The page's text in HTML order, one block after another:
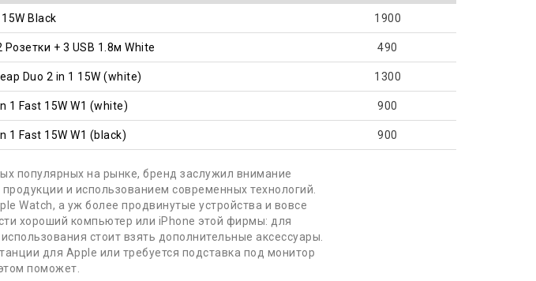
Black 1900
+ 3 USB 1.8м White 490
Duo 2 in 1 15W (white) 1300
1 Fast 15W W1 (white) 900
1 Fast 15W W1 (black) 900
популярных на рынке, бренд заслужил внимание
и использованием современных технологий.
Watch, а уж более продвинутые устройства и вовсе
хороший компьютер или iPhone этой фирмы: для
стоит взять дополнительные аксессуары.
для Apple или требуется подставка под монитор
поможет.